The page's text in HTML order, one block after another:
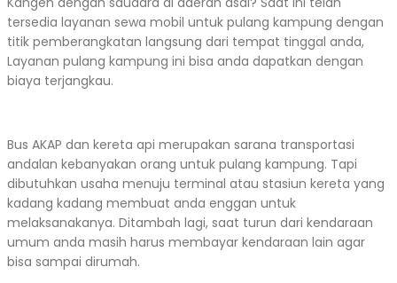
tersedia layanan sewa mobil untuk pulang kampung dengan
titik pemberangkatan langsung dari tempat tinggal anda,
Layanan pulang kampung ini bisa anda dapatkan dengan
biaya terjangkau.
Bus AKAP dan kereta api merupakan sarana transportasi
andalan kebanyakan orang untuk pulang kampung. Tapi
dibutuhkan usaha menuju terminal atau stasiun kereta yang
kadang kadang membuat anda enggan untuk
melaksanakanya. Ditambah lagi, saat turun dari kendaraan
umum anda masih harus membayar kendaraan lain agar
bisa sampai dirumah.